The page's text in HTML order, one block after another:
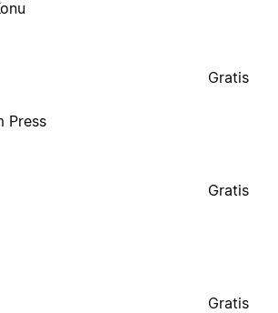
Press
Gratis
Gratis
Gratis